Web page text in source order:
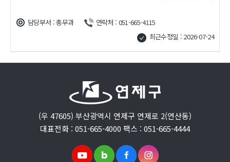
담당부서 : 총무과
연락처 : 051-665-4115
최근수정일 : 2026-07-24
(우 47605) 부산광역시 연제구 연제로 2(연산동)
대표전화 : 051-665-4000 팩스 : 051-665-4444